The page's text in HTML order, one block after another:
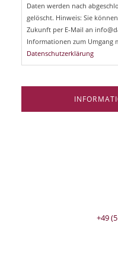
Daten werden nach
gelöscht. Hinweis: Sie
Zukunft per E-Mail an
Informationen zum Umgang
Datenschutzerklärung
+49